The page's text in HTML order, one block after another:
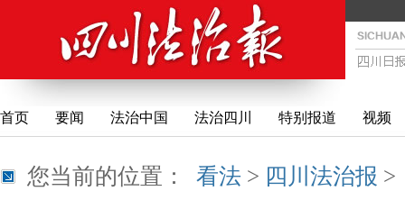
首页 要闻 法治中国 法治四川 特别报道 视频
您当前的位置： 看法 > 四川法治报